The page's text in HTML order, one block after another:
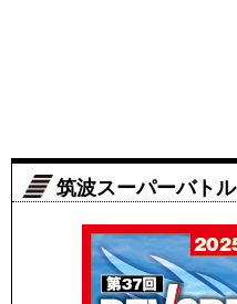
筑波スーパーバトル